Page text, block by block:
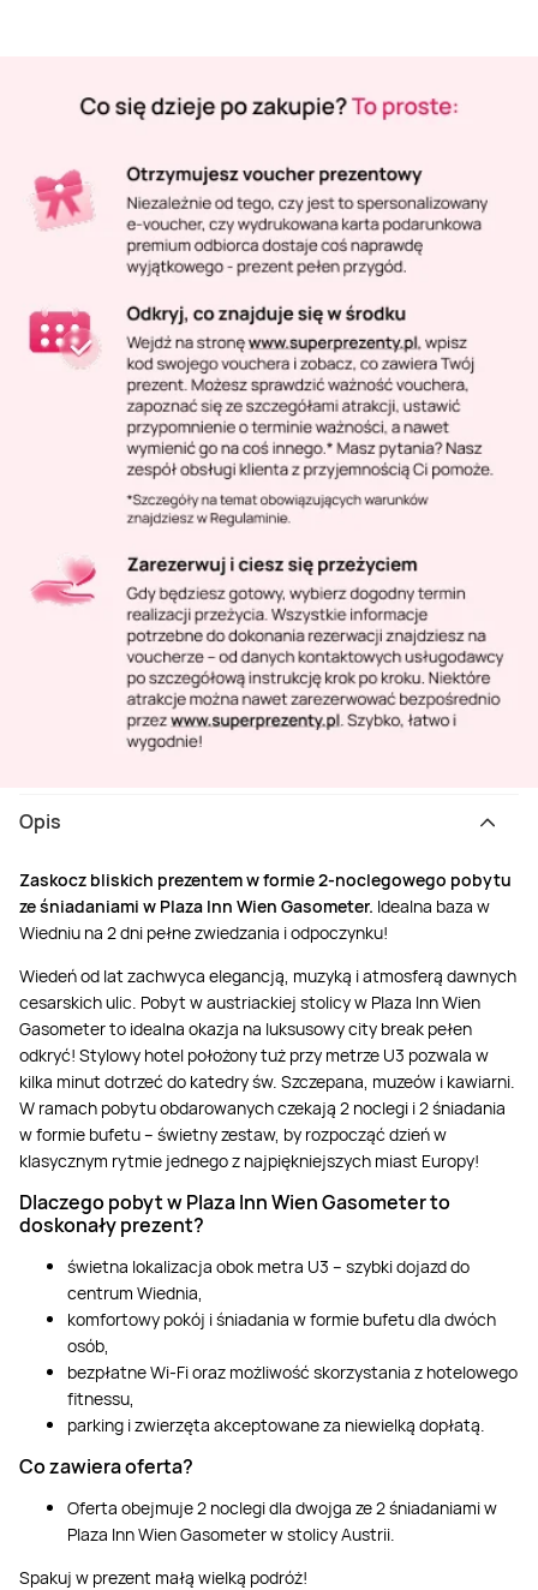
Opis
Zaskocz bliskich prezentem w formie 2-noclegowego pobytu
ze śniadaniami w Plaza Inn Wien Gasometer. Idealna baza w
Wiedniu na 2 dni pełne zwiedzania i odpoczynku!
Wiedeń od lat zachwyca elegancją, muzyką i atmosferą dawnych
cesarskich ulic. Pobyt w austriackiej stolicy w Plaza Inn Wien
Gasometer to idealna okazja na luksusowy city break pełen
odkryć! Stylowy hotel położony tuż przy metrze U3 pozwala w
kilka minut dotrzeć do katedry św. Szczepana, muzeów i kawiarni.
W ramach pobytu obdarowanych czekają 2 noclegi i 2 śniadania
w formie bufetu – świetny zestaw, by rozpocząć dzień w
klasycznym rytmie jednego z najpiękniejszych miast Europy!
Dlaczego pobyt w Plaza Inn Wien Gasometer to
doskonały prezent?
świetna lokalizacja obok metra U3 – szybki dojazd do
centrum Wiednia,
komfortowy pokój i śniadania w formie bufetu dla dwóch
osób,
bezpłatne Wi-Fi oraz możliwość skorzystania z hotelowego
fitnessu,
parking i zwierzęta akceptowane za niewielką dopłatą.
Co zawiera oferta?
Oferta obejmuje 2 noclegi dla dwojga ze 2 śniadaniami w
Plaza Inn Wien Gasometer w stolicy Austrii.
Spakuj w prezent małą wielką podróż!